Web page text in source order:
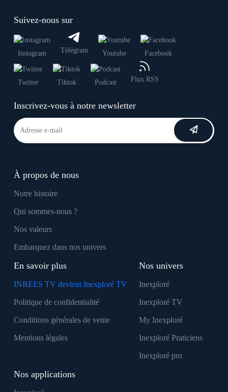
Suivez-nous sur
Instagram Télégram Youtube Facebook
Twitter Tiktok Podcast Flux RSS
Inscrivez-vous à notre newsletter
À propos de nous
Notre histoire
Qui sommes-nous ?
Nos valeurs
Embarquez dans nos univers
En savoir plus
INREES TV devient Inexploré TV
Politique de confidentialité
Conditions générales de vente
Mentions légales
Nos univers
Inexploré
Inexploré TV
My Inexploré
Inexploré Praticiens
Inexploré pro
Nos applications